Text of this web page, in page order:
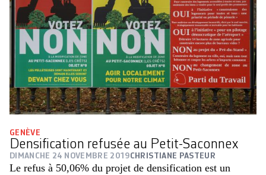
GENÈVE
Densification refusée au Petit-Saconnex
DIMANCHE 24 NOVEMBRE 2019CHRISTIANE PASTEUR
Le refus à 50,06% du projet de densification est un